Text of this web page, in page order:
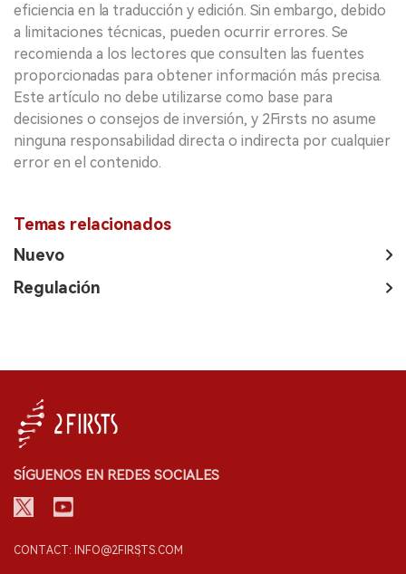
eficiencia en la traducción y edición. Sin embargo, debido
a limitaciones técnicas, pueden ocurrir errores. Se
recomienda a los lectores que consulten las fuentes
proporcionadas para obtener información más precisa.
Este artículo no debe utilizarse como base para
decisiones o consejos de inversión, y 2Firsts no asume
ninguna responsabilidad directa o indirecta por cualquier
error en el contenido.
Temas relacionados
Nuevo
Regulación
SÍGUENOS EN REDES SOCIALES
CONTACT: INFO@2FIRSTS.COM